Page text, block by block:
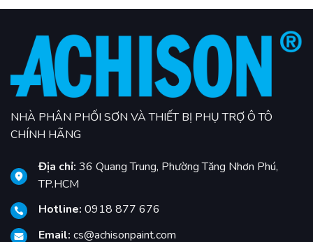
NHÀ PHÂN PHỐI SƠN VÀ THIẾT BỊ PHỤ TRỢ Ô TÔ
CHÍNH HÃNG
Địa chỉ: 36 Quang Trung, Phường Tăng Nhơn Phú,
TP.HCM
Hotline: 0918 877 676
Email: cs@achisonpaint.com